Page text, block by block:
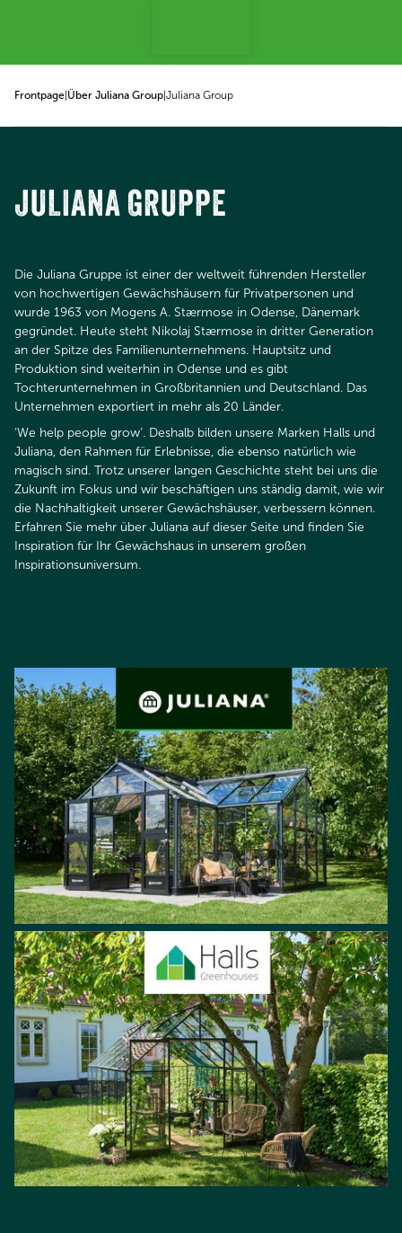
Frontpage Über Juliana Group Juliana Group
JULIANA GRUPPE
Die Juliana Gruppe ist einer der weltweit führenden Hersteller
von hochwertigen Gewächshäusern für Privatpersonen und
wurde 1963 von Mogens A. Stærmose in Odense, Dänemark
gegründet. Heute steht Nikolaj Stærmose in dritter Generation
an der Spitze des Familienunternehmens. Hauptsitz und
Produktion sind weiterhin in Odense und es gibt
Tochterunternehmen in Großbritannien und Deutschland. Das
Unternehmen exportiert in mehr als 20 Länder.​​​​​​​
‘We help people grow‘. Deshalb bilden unsere Marken Halls und
Juliana, den Rahmen für Erlebnisse, die ebenso natürlich wie
magisch sind. Trotz unserer langen Geschichte steht bei uns die
Zukunft im Fokus und wir beschäftigen uns ständig damit, wie wir
die Nachhaltigkeit unserer Gewächshäuser, verbessern können.
Erfahren Sie mehr über Juliana auf dieser Seite und finden Sie
Inspiration für Ihr Gewächshaus in unserem großen
Inspirationsuniversum.​​​​​​​